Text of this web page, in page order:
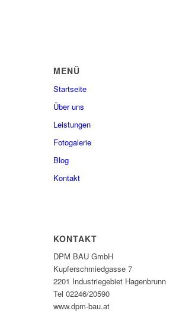
MENÜ
Startseite
Über uns
Leistungen
Fotogalerie
Blog
Kontakt
KONTAKT
DPM BAU GmbH
Kupferschmiedgasse 7
2201 Industriegebiet Hagenbrunn
Tel 02246/20590
www.dpm-bau.at